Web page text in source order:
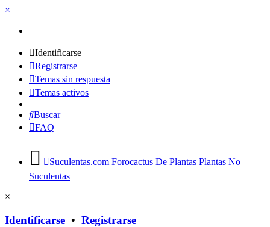
×
Identificarse
Registrarse
Temas sin respuesta
Temas activos
Buscar
FAQ
Suculentas.com Forocactus De Plantas Plantas No
Suculentas
×
Identificarse • Registrarse